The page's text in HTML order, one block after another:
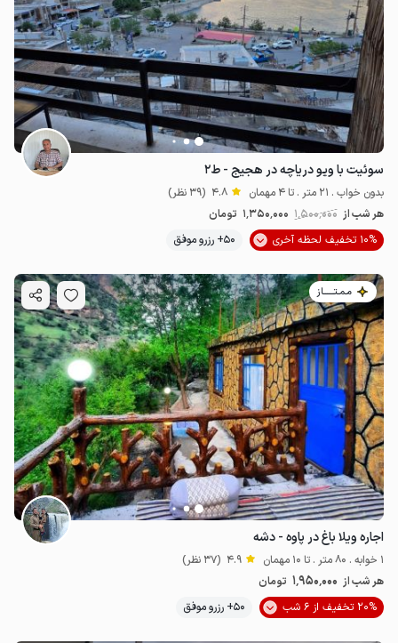
سوئیت با ویو دریاچه در هجیج - ط۲
بدون خواب . 21 متر . تا 4 مهمان 4.8 (39 نظر)
هر شب از 1٬500٬000 1٬350٬000 تومان
10% تخفیف لحظه آخری
50+ رزرو موفق
مـمـتــــــاز
اجاره ویلا باغ در پاوه - دشه
1 خوابه . 80 متر . تا 10 مهمان 4.9 (37 نظر)
هر شب از 1٬950٬000 تومان
20% تخفیف از 6 شب
50+ رزرو موفق